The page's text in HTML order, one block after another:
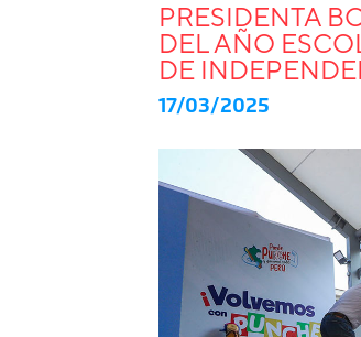
PRESIDENTA
DEL AÑO
DE
17/03/2025